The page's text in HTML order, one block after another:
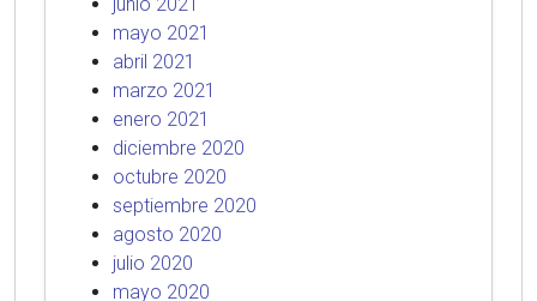
mayo 2021
abril 2021
marzo 2021
enero 2021
diciembre 2020
octubre 2020
septiembre 2020
agosto 2020
julio 2020
mayo 2020